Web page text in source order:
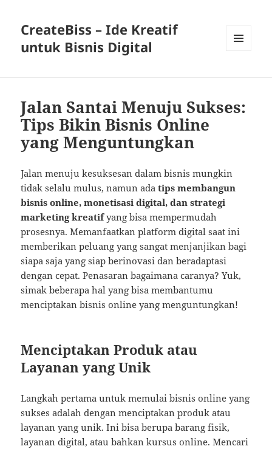
CreateBiss – Ide Kreatif
untuk Bisnis Digital
Jalan Santai Menuju Sukses:
Tips Bikin Bisnis Online
yang Menguntungkan
Jalan menuju kesuksesan dalam bisnis mungkin
tidak selalu mulus, namun adatips membangun
bisnis online, monetisasi digital, dan strategi
marketing kreatifyang bisa mempermudah
prosesnya. Memanfaatkan platform digital saat ini
memberikan peluang yang sangat menjanjikan bagi
siapa saja yang siap berinovasi dan beradaptasi
dengan cepat. Penasaran bagaimana caranya? Yuk,
simak beberapa hal yang bisa membantumu
menciptakan bisnis online yang menguntungkan!
Menciptakan Produk atau
Layanan yang Unik
Langkah pertama untuk memulai bisnis online yang
sukses adalah dengan menciptakan produk atau
layanan yang unik. Ini bisa berupa barang fisik,
layanan digital, atau bahkan kursus online. Mencari